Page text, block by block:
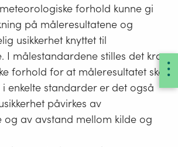
forhold kunne gi
på måleresultatene og
usikkerhet knyttet til
I målestandardene stilles det krav
forhold for at måleresultatet skal
enkelte standarder er det også
påvirkes av
og av avstand mellom kilde og